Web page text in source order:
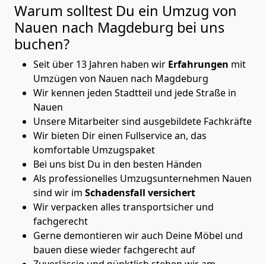
Warum solltest Du ein Umzug von
Nauen nach Magdeburg bei uns
buchen?
Seit über 13 Jahren haben wir Erfahrungen mit
Umzügen von Nauen nach Magdeburg
Wir kennen jeden Stadtteil und jede Straße in
Nauen
Unsere Mitarbeiter sind ausgebildete Fachkräfte
Wir bieten Dir einen Fullservice an, das
komfortable Umzugspaket
Bei uns bist Du in den besten Händen
Als professionelles Umzugsunternehmen Nauen
sind wir im Schadensfall versichert
Wir verpacken alles transportsicher und
fachgerecht
Gerne demontieren wir auch Deine Möbel und
bauen diese wieder fachgerecht auf